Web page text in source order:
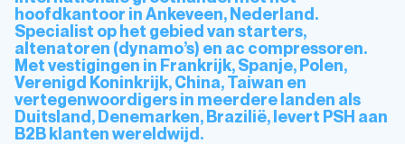
hoofdkantoor in Ankeveen, Nederland.
Specialist op het gebied van starters,
altenatoren (dynamo’s) en ac compressoren.
Met vestigingen in Frankrijk, Spanje, Polen,
Verenigd Koninkrijk, China, Taiwan en
vertegenwoordigers in meerdere landen als
Duitsland, Denemarken, Brazilië, levert PSH aan
B2B klanten wereldwijd.